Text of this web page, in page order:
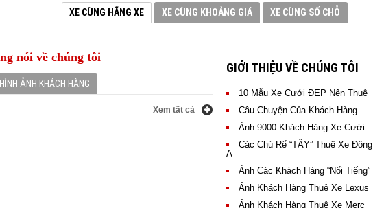
XE CÙNG HÃNG XE XE CÙNG KHOẢNG GIÁ XE CÙNG SỐ CHỖ
> XEM NGAY GIÁ THUÊ XE
> XEM NGAY GIÁ THUÊ XE
> XEM NGAY GIÁ THUÊ XE
nói về chúng tôi
HÌNH ẢNH KHÁCH HÀNG
TIẾNG CỦA XE CƯỚI ĐÔNG A Là một thương
Xem tất cả Xem
GIỚI THIỆU VỀ CHÚNG TÔI
10 Mẫu Xe Cưới ĐẸP Nên Thuê
Câu Chuyện Của Khách Hàng
Ảnh 9000 Khách Hàng Xe Cưới
Các Chú Rể “TÂY” Thuê Xe Đông
A
Ảnh Các Khách Hàng “Nổi Tiếng”
Ảnh Khách Hàng Thuê Xe Lexus
Ảnh Khách Hàng Thuê Xe Merc